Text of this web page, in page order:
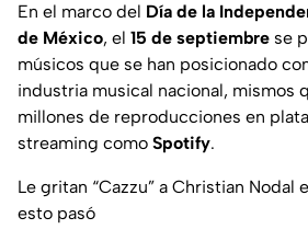
En el marco del Día de la
de México, el 15 de septiembre se
músicos que se han posicionado
industria musical nacional, mismos
millones de reproducciones en
streaming como Spotify.
Le gritan “Cazzu” a Christian Nodal
esto pasó